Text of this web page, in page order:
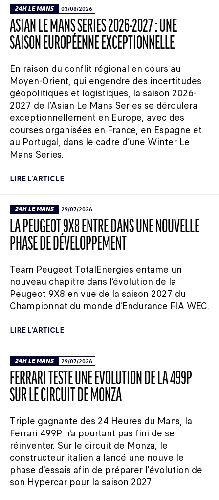
24H LE MANS 03/08/2026
ASIAN LE MANS SERIES 2026-2027 : UNE
SAISON EUROPÉENNE EXCEPTIONNELLE
En raison du conflit régional en cours au
Moyen-Orient, qui engendre des incertitudes
géopolitiques et logistiques, la saison 2026-
2027 de l’Asian Le Mans Series se déroulera
exceptionnellement en Europe, avec des
courses organisées en France, en Espagne et
au Portugal, dans le cadre d’une Winter Le
Mans Series.
LIRE L'ARTICLE
24H LE MANS 29/07/2026
LA PEUGEOT 9X8 ENTRE DANS UNE NOUVELLE
PHASE DE DÉVELOPPEMENT
Team Peugeot TotalEnergies entame un
nouveau chapitre dans l’évolution de la
Peugeot 9X8 en vue de la saison 2027 du
Championnat du monde d’Endurance FIA WEC.
LIRE L'ARTICLE
24H LE MANS 29/07/2026
FERRARI TESTE UNE ÉVOLUTION DE LA 499P
SUR LE CIRCUIT DE MONZA
Triple gagnante des 24 Heures du Mans, la
Ferrari 499P n'a pourtant pas fini de se
réinventer. Sur le circuit de Monza, le
constructeur italien a lancé une nouvelle
phase d'essais afin de préparer l'évolution de
son Hypercar pour la saison 2027.